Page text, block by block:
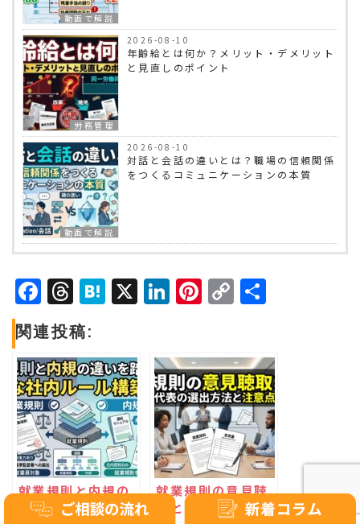
動画で解説
労務管理
2026-08-10
年齢給とは何か？メリット・デメリット
と見直しのポイント
動画で解説
2026-08-10
対話と会話の違いとは？職場の信頼関係
をつくるコミュニケーションの本質
Facebook
Threads
Hatena
X LinkedIn
Pinterest
Copy
Link
関連投稿:
就業規則と内規の
違いを踏まえた適
就業規則の意見聴
取とは？労働者代